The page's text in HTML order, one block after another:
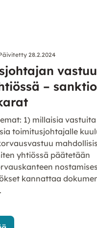
28.2.2024
vastuu
–
1) millaisia
toimitusjohtajalle
yhtiössä päätetään
kannattaa